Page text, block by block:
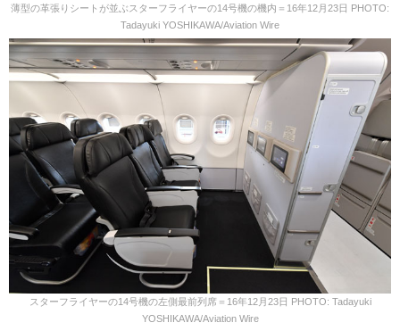
薄型の革張りシートが並ぶスターフライヤーの14号機の機内＝16年12月23日 PHOTO:
Tadayuki YOSHIKAWA/Aviation Wire
スターフライヤーの14号機の左側最前列席＝16年12月23日 PHOTO: Tadayuki
YOSHIKAWA/Aviation Wire